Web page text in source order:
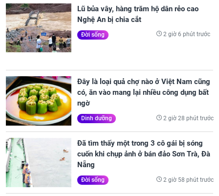
Lũ bủa vây, hàng trăm hộ dân rẻo cao
Nghệ An bị chia cắt
Đời sống 2 giờ 6 phút trước
Đây là loại quả chợ nào ở Việt Nam cũng
có, ăn vào mang lại nhiều công dụng bất
ngờ
Dinh dưỡng 2 giờ 28 phút trước
Đã tìm thấy một trong 3 cô gái bị sóng
cuốn khi chụp ảnh ở bán đảo Sơn Trà, Đà
Nẵng
Đời sống 2 giờ 58 phút trước